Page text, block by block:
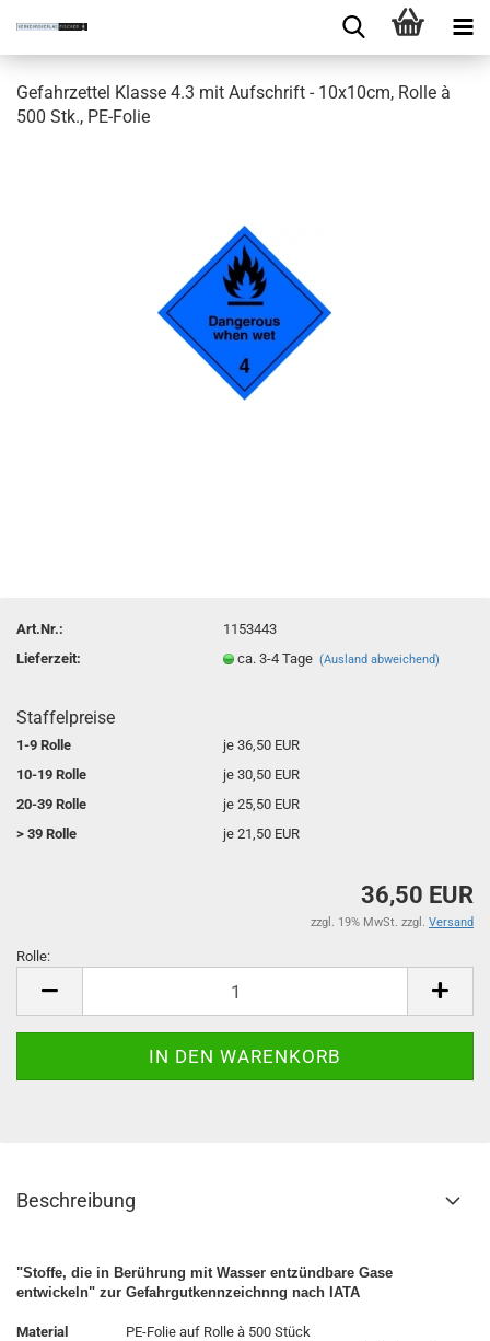
Gefahrzettel Klasse 4.3 mit Aufschrift - 10x10cm, Rolle à
500 Stk., PE-Folie
Art.Nr.:
1153443
Lieferzeit:
ca. 3-4 Tage(Ausland abweichend)
Staffelpreise
1-9 Rolle
je 36,50 EUR
10-19 Rolle
je 30,50 EUR
20-39 Rolle
je 25,50 EUR
> 39 Rolle
je 21,50 EUR
36,50 EUR
zzgl. 19% MwSt. zzgl. Versand
Rolle:
Beschreibung
"Stoffe, die in Berührung mit Wasser entzündbare Gase
entwickeln" zur Gefahrgutkennzeichnng nach IATA
Material
PE-Folie auf Rolle à 500 Stück